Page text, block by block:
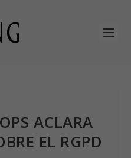
ACLARA
EL RGPD